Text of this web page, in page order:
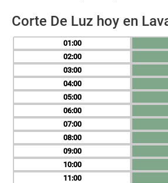
Corte De Luz hoy en
01
02
03
04
05
06
07
08
09
10
11